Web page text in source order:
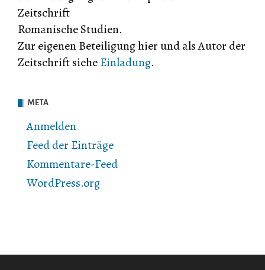
Zeitschrift
Romanische Studien.
Zur eigenen Beteiligung hier und als Autor der
Zeitschrift sieheEinladung.
META
Anmelden
Feed der Einträge
Kommentare-Feed
WordPress.org